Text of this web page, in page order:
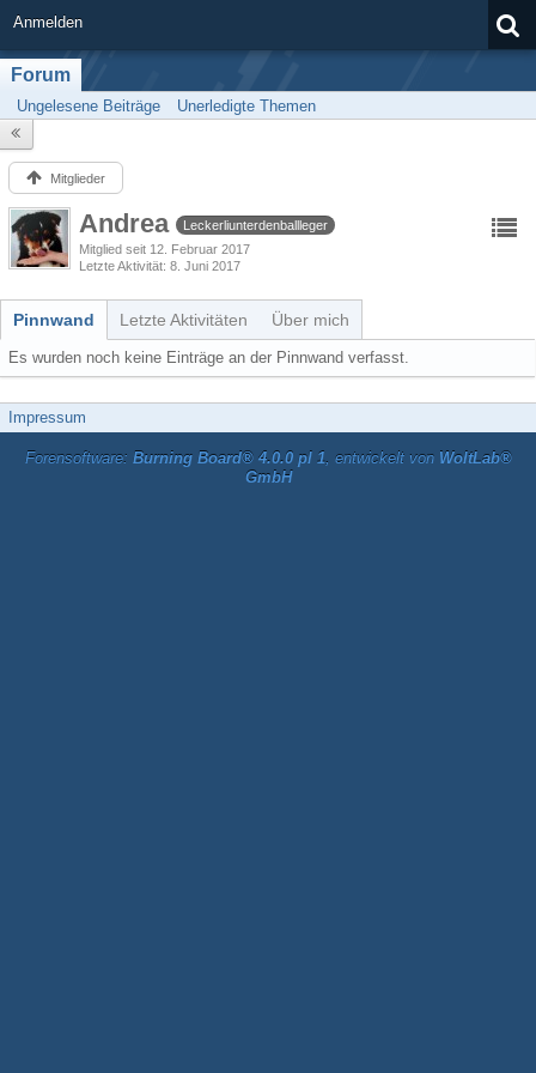
Anmelden
Forum
Ungelesene Beiträge Unerledigte Themen
Mitglieder
Andrea
Leckerliunterdenballleger
Mitglied seit 12. Februar 2017
Letzte Aktivität 8. Juni 2017
Pinnwand Letzte Aktivitäten Über mich
Es wurden noch keine Einträge an der Pinnwand verfasst.
Impressum
Forensoftware: Burning Board® 4.0.0 pl 1, entwickelt von WoltLab®
GmbH